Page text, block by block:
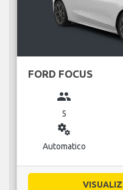
FORD FOCUS
group
5
miscellaneous_services
Automatico